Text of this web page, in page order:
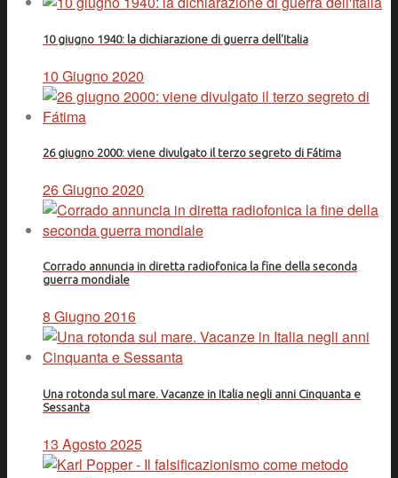
10 giugno 1940: la dichiarazione di guerra dell'Italia
10 Giugno 2020
26 giugno 2000: viene divulgato il terzo segreto di Fátima
26 Giugno 2020
Corrado annuncia in diretta radiofonica la fine della seconda
guerra mondiale
8 Giugno 2016
Una rotonda sul mare. Vacanze in Italia negli anni Cinquanta e
Sessanta
13 Agosto 2025